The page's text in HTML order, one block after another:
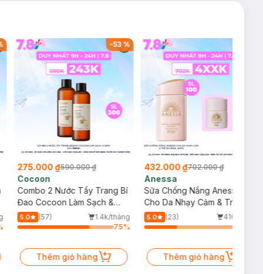
-53%
275.000 ₫590.000 ₫
Cocoon
Combo 2 Nước Tẩy Trang Bí
Đao Cocoon Làm Sạch &
Giảm Dầu 500ml
5.0 (57)
1.4k/tháng
75%
Thêm giỏ hàng
432.000 ₫702.000 ₫
Anessa
Sữa Chống Nắng Anessa
Cho Da Nhạy Cảm & Trẻ Em
60ml (Mới)
5.0 (23)
410/tháng
Thêm giỏ hàng